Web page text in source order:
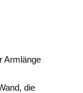
Armlänge
die